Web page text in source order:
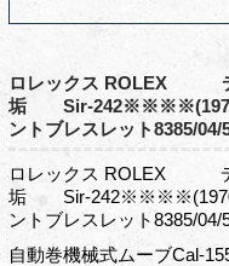
ロレックス ROLEX
垢 Sir-242※※※※(1970
ントブレスレット8385/
ロレックス ROLEX
垢 Sir-242※※※※(1970
ントブレスレット8385/
自動巻機械式ムーブCal-